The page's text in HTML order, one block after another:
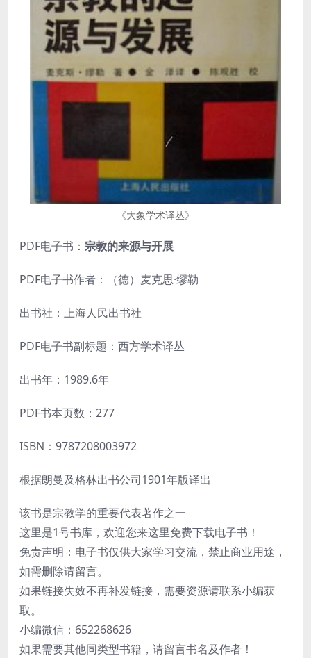
《大象学术译丛》
PDF电子书： 宗教的来源与开展
PDF电子书作者：（德）麦克思·缪勒
出书社：上海人民出书社
PDF电子书副标题：西方学术译丛
出书年：1989.6年
PDF书本页数：277
ISBN：9787208003972
根据朗曼及格林出书公司1901年版译出
该书是宗教学的重要代表著作之一
这里是1号书库，欢迎您来这里免费下载电子书！
免责声明：电子书仅供大家学习交流，禁止商业用途，
如需删除请留言。
如果链接失效不再补发链接，需要资源请联系小编获
取。
小编微信：652268626
如果需要其他同类型书籍，请留言书名及作者！